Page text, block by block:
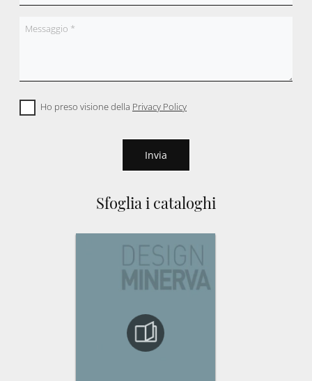
Sfoglia i cataloghi
Ho preso visione della Privacy Policy
Invia